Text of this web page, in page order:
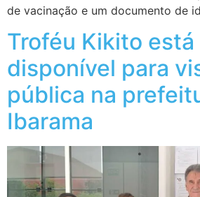
de vacinação e um documento de
Troféu Kikito está
disponível para
pública na
Ibarama